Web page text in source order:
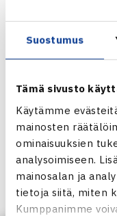
Suostumus
Tämä sivusto
Käytämme
mainosten
ominaisuuksien
analysoimiseen.
mainosalan ja
tietoja siitä, miten
Kumppanimme
pronsseista klo 9:00
Välierien tulokset
Naiset 30
Smash – TaTS 0-2
(ei toista välierää,
Miehet 40
HVS – HLK 2-0
Sata – ETS 2-0